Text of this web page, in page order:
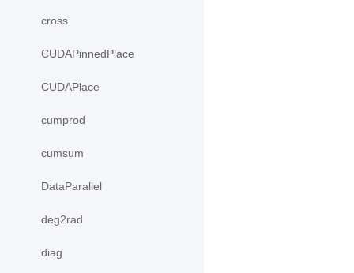
cross
CUDAPinnedPlace
CUDAPlace
cumprod
cumsum
DataParallel
deg2rad
diag